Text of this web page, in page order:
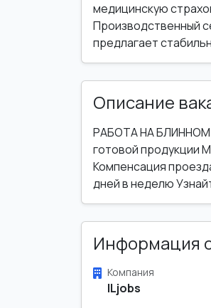
медицинскую
Производственный
предлагает
Описание
РАБОТА НА БЛИННОМ
готовой продукции
Компенсация
дней в неделю
Информация
Компания
ILjobs